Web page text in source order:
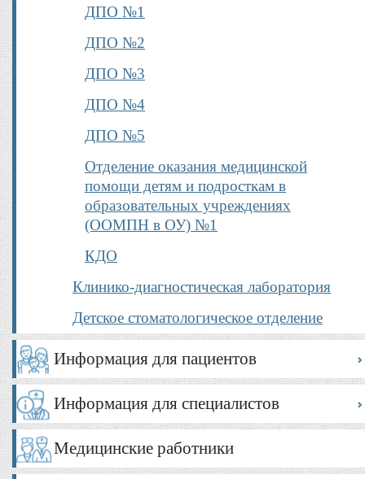
ДПО №1
ДПО №2
ДПО №3
ДПО №4
ДПО №5
Отделение оказания медицинской
помощи детям и подросткам в
образовательных учреждениях
(ООМПН в ОУ) №1
КДО
Клинико-диагностическая лаборатория
Детское стоматологическое отделение
Информация для пациентов
Информация для специалистов
Медицинские работники